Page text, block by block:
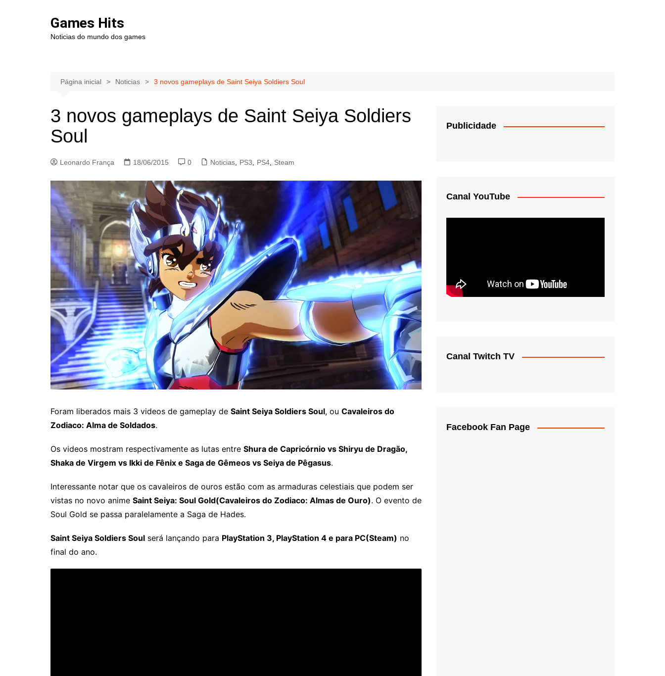
Games Hits
Noticias do mundo dos games
Página inicial Noticias 3 novos gameplays de Saint Seiya Soldiers Soul
3 novos gameplays de Saint Seiya Soldiers
Soul
Leonardo França 18/06/2015 0 Noticias PS3 PS4 Steam
Foram liberados mais 3 videos de gameplay de Saint Seiya Soldiers Soul, ou Cavaleiros do
Zodiaco: Alma de Soldados.
Os videos mostram respectivamente as lutas entre Shura de Capricórnio vs Shiryu de Dragão,
Shaka de Virgem vs Ikki de Fênix e Saga de Gêmeos vs Seiya de Pêgasus.
Interessante notar que os cavaleiros de ouros estão com as armaduras celestiais que podem ser
vistas no novo anime Saint Seiya: Soul Gold(Cavaleiros do Zodiaco: Almas de Ouro). O evento de
Soul Gold se passa paralelamente a Saga de Hades.
Saint Seiya Soldiers Soul será lançando para PlayStation 3, PlayStation 4 e para PC(Steam) no
final do ano.
Publicidade
Canal YouTube
Canal Twitch TV
Facebook Fan Page